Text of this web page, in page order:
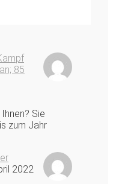
85
Sie
zum Jahr
2022